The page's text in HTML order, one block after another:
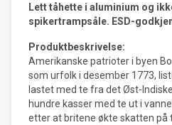
Lett tåhette i aluminium og
spikertrampsåle. ESD-
Produktbeskrivelse:
Amerikanske patrioter i byen
som urfolk i desember 1773,
lastet med te fra det Øst-
hundre kasser med te ut i
etter at britene økte skatten på